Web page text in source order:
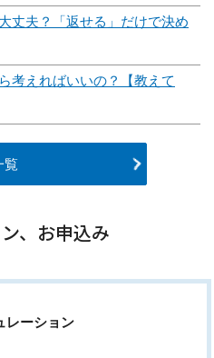
丈夫？「返せる」だけで決め
考えればいいの？【教えて
覧
、お申込み
レーション